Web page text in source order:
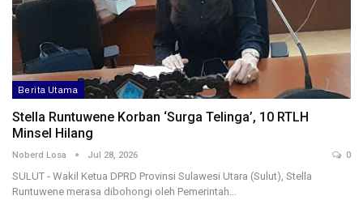
Berita Utama
Stella Runtuwene Korban ‘Surga Telinga’, 10 RTLH
Minsel Hilang
Noberd Losa Jul 28, 2026 0
SULUT - Wakil Ketua DPRD Provinsi Sulawesi Utara (Sulut), Stella
Runtuwene merasa dibohongi oleh Pemerintah…